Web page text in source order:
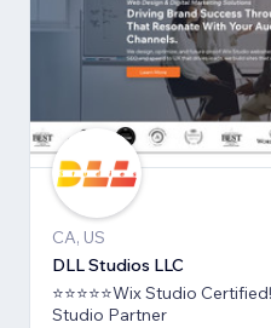
CA, US
DLL Studios LLC
⭐⭐⭐⭐⭐Wix Studio Certified! ⭐⭐⭐⭐⭐Legendary Wix
Studio Partner